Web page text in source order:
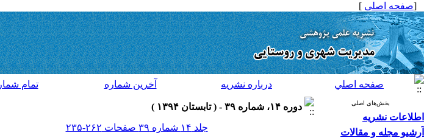
[صفحه اصلی ]
صفحه اصلي درباره نشريه آخرين شماره تمام
بخش‌های اصلی
اطلاعات نشریه
آرشیو مجله و مقالات
دوره ۱۴، شماره ۳۹ - ( تابستان ۱۳۹۴ )
جلد ۱۴ شماره ۳۹ صفحات ۲۶۲-۲۳۵